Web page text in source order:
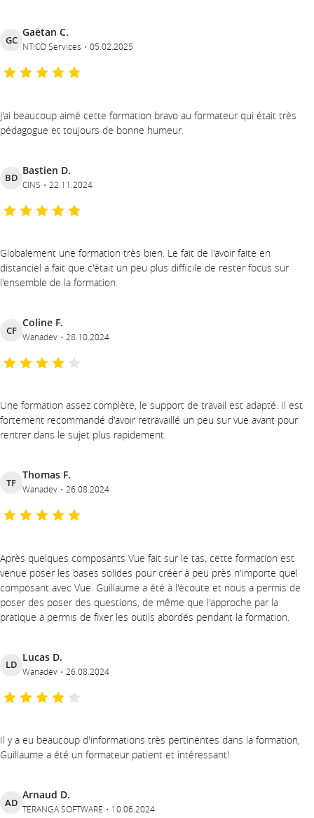
GC
Gaëtan C.
NTICO Services 05.02.2025
J'ai beaucoup aimé cette formation bravo au formateur qui était très
pédagogue et toujours de bonne humeur.
BD
Bastien D.
CINS 22.11.2024
Globalement une formation très bien. Le fait de l'avoir faite en
distanciel a fait que c'était un peu plus difficile de rester focus sur
l'ensemble de la formation.
CF
Coline F.
Wanadev 28.10.2024
Une formation assez complète, le support de travail est adapté. Il est
fortement recommandé d'avoir retravaillé un peu sur vue avant pour
rentrer dans le sujet plus rapidement.
TF
Thomas F.
Wanadev 26.08.2024
Après quelques composants Vue fait sur le tas, cette formation est
venue poser les bases solides pour créer à peu près n'importe quel
composant avec Vue. Guillaume a été à l'écoute et nous a permis de
poser des poser des questions, de même que l'approche par la
pratique a permis de fixer les outils abordés pendant la formation.
LD
Lucas D.
Wanadev 26.08.2024
Il y a eu beaucoup d'informations très pertinentes dans la formation,
Guillaume a été un formateur patient et intéressant!
AD
Arnaud D.
TERANGA SOFTWARE 10.06.2024